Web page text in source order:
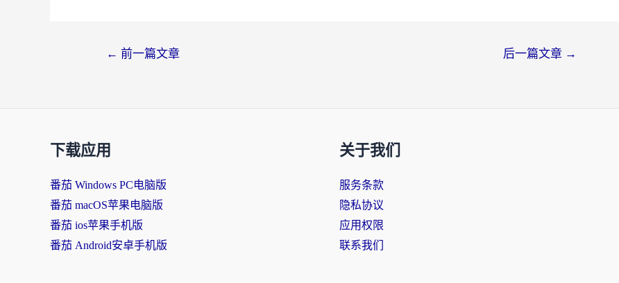
← 前一篇文章 后一篇文章 →
下载应用
番茄 Windows PC电脑版
番茄 macOS苹果电脑版
番茄 ios苹果手机版
番茄 Android安卓手机版
关于我们
服务条款
隐私协议
应用权限
联系我们